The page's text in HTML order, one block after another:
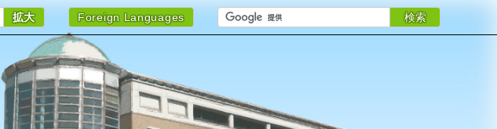
拡大 Foreign Languages 検索